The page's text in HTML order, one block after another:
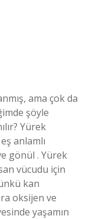
ama çok da
şöyle
Yürek
anlamlı
gönül . Yürek
vücudu için
kan
oksijen ve
yaşamın